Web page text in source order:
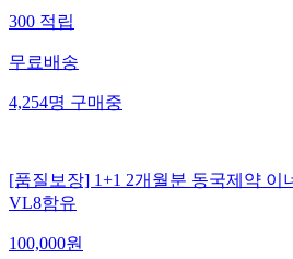
300적립
무료배송
4,254명구매중
[품질보장] 1+1 2개월분 동국제약 이
VL8함유
100,000원